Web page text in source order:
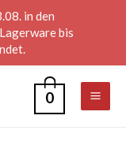
0
in den
bis